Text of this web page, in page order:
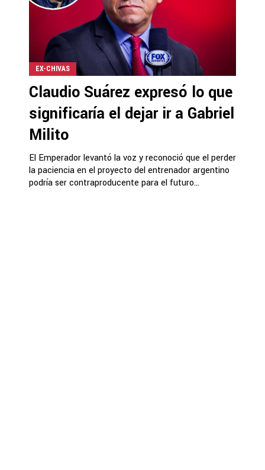
EX-CHIVAS
Claudio Suárez expresó lo que
significaría el dejar ir a Gabriel
Milito
El Emperador levantó la voz y reconoció que el perder
la paciencia en el proyecto del entrenador argentino
podría ser contraproducente para el futuro...